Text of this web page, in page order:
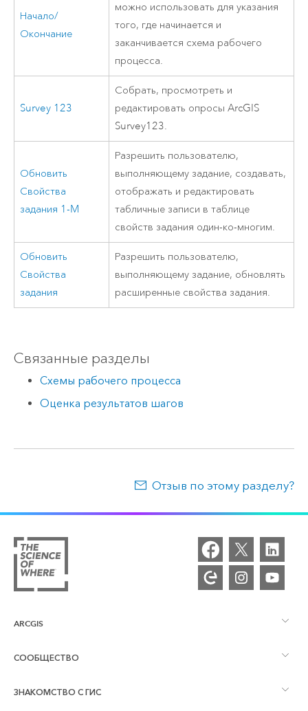
Начало/
Окончание
можно использовать для указания
того, где начинается и
заканчивается схема рабочего
процесса.
Survey 123
Собрать, просмотреть и
редактировать опросыArcGIS
Survey123.
Обновить
Свойства
задания 1-M
Разрешить пользователю,
выполняющему задание, создавать,
отображать и редактировать
табличные записи в таблице
свойств задания один-ко-многим.
Обновить
Свойства
задания
Разрешить пользователю,
выполняющему задание, обновлять
расширенные свойства задания.
Связанные разделы
Схемы рабочего процесса
Оценка результатов шагов
Отзыв по этому разделу?
ARCGIS
Обзор ArcGIS
СООБЩЕСТВО
Сообщества и форумы
ЗНАКОМСТВО С ГИС